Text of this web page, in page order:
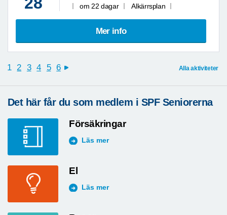
om 22 dagar Alkärrsplan
Mer info
1 2 3 4 5 6 next Alla aktiviteter
Det här får du som medlem i SPF Seniorerna
Försäkringar
Läs mer
El
Läs mer